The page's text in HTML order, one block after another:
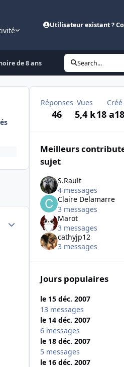
Utilisateur existant ?
de 8 ans Search...
Author stats
Réponses
46
Vues
5,4 k
Créé
18 a
Meilleurs
sujet
S.Rault
4 messages
Claire Delamarre
3 messages
Marot
3 messages
cathyjp12
3 messages
Jours populaires
le 15 déc. 2007
13 messages
le 14 déc. 2007
6 messages
le 18 déc. 2007
5 messages
le 16 déc. 2007